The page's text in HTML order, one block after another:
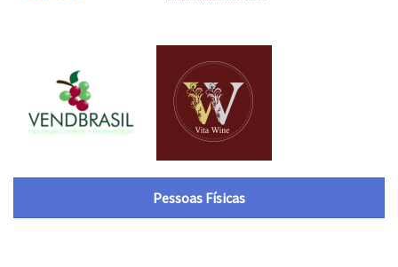
Pessoas Físicas